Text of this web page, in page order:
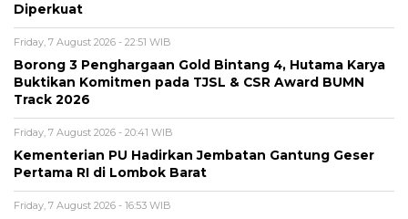
Diperkuat
Friday, 7 August 2026 - 22:51 WIB
Borong 3 Penghargaan Gold Bintang 4, Hutama Karya
Buktikan Komitmen pada TJSL & CSR Award BUMN
Track 2026
Friday, 7 August 2026 - 20:41 WIB
Kementerian PU Hadirkan Jembatan Gantung Geser
Pertama RI di Lombok Barat
Friday, 7 August 2026 - 16:53 WIB